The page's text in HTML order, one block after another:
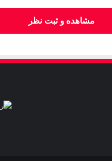
مشاهده و ثبت نظر